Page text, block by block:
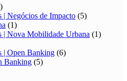
| Negócios de Impacto (5)
(1)
| Nova Mobilidade Urbana (1)
| Open Banking (6)
Banking (5)